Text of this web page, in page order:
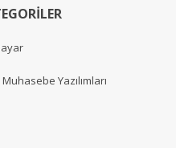
Yazılımları